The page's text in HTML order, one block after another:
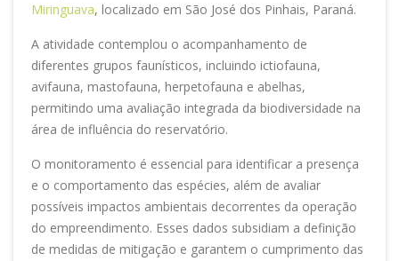
Miringuava, localizado em São José dos Pinhais, Paraná.
A atividade contemplou o acompanhamento de
diferentes grupos faunísticos, incluindo ictiofauna,
avifauna, mastofauna, herpetofauna e abelhas,
permitindo uma avaliação integrada da biodiversidade na
área de influência do reservatório.
O monitoramento é essencial para identificar a presença
e o comportamento das espécies, além de avaliar
possíveis impactos ambientais decorrentes da operação
do empreendimento. Esses dados subsidiam a definição
de medidas de mitigação e garantem o cumprimento das